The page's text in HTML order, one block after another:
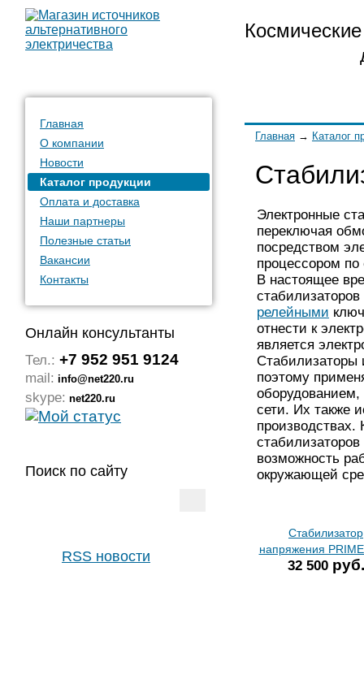
Главная
О компании
Новости
Каталог продукции
Оплата и доставка
Наши партнеры
Полезные статьи
Вакансии
Контакты
Онлайн консультанты
Тел.: +7 952 951 9124
mail: info@net220.ru
skype: net220.ru
Поиск по сайту
RSS новости
Главная → Каталог
Электронные
переключая
посредством
процессором
В настоящее
релейными
отнести к
является
Стабилизаторы
поэтому
сети. Их также
возможность
окружающей
Стабилизатор
напряжения
32 500руб.